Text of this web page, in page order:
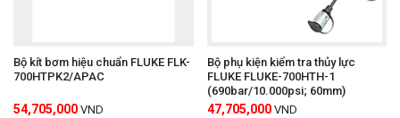
Bộ kít bơm hiệu chuẩn FLUKE FLK-
700HTPK2/APAC
54,705,000 VND
Bộ phụ kiện kiểm tra thủy lực
FLUKE FLUKE-700HTH-1
(690bar/10.000psi; 60mm)
47,705,000 VND